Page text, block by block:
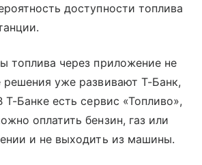
доступности топлива
топлива через приложение не
уже развивают Т-Банк,
Банке есть сервис «Топливо»,
оплатить бензин, газ или
и не выходить из машины.